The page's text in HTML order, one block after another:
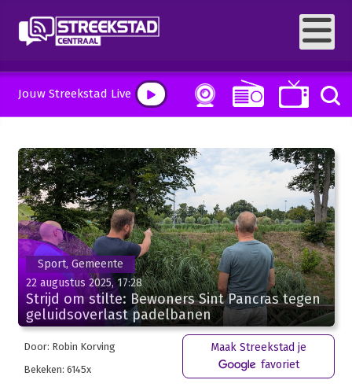
Jouw Streekstad Live
Sport, Gemeente
22 augustus 2025, 17:28
Strijd om stilte: Bewoners Sint Pancras tegen
geluidsoverlast padelbanen
Door: Robin Korving
Bekeken: 6145x
Maak Streekstad je
favoriet